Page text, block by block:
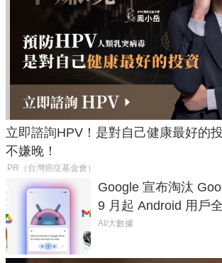
立即諮詢HPV！是對自己健康最好的
不嫌晚！
PR（台灣癌症基金會）
Google 宣布淘汰
9 月起 Android 用戶
AI/大數據